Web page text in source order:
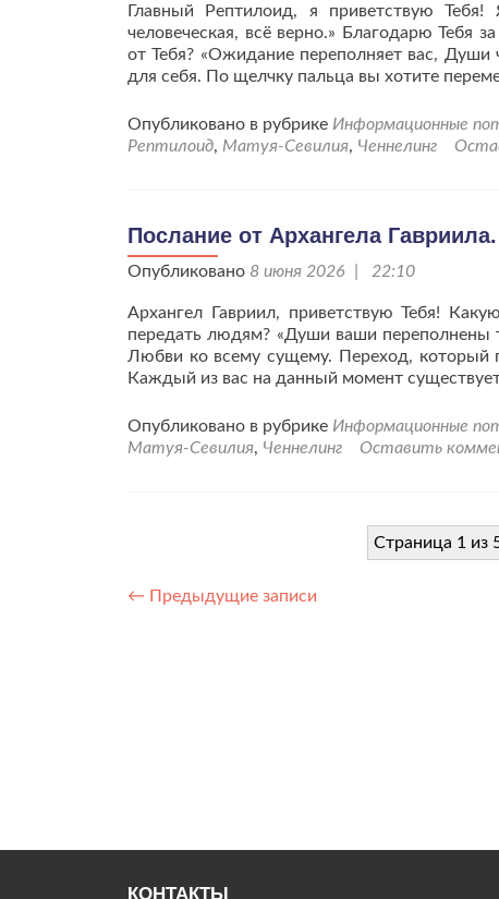
Главный Рептилоид, я приветствую
человеческая, всё верно.» Благодарю
от Тебя? «Ожидание переполняет вас,
для себя. По щелчку пальца вы хотите
Опубликовано в рубрике Информационные
Рептилоид, Матуя-Севилия, Ченнелинг
Послание от Архангела
Опубликовано 8 июня 2026 | 22:10
Архангел Гавриил, приветствую Тебя!
передать людям? «Души ваши переполнены
Любви ко всему сущему. Переход, который
Каждый из вас на данный момент
Опубликовано в рубрике Информационные
Матуя-Севилия, Ченнелинг Оставить
Страница 1 из
Навигация
← Предыдущие записи
КОНТАКТЫ